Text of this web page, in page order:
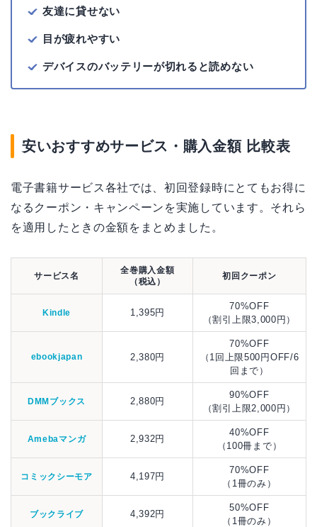
友達に貸せない
目が疲れやすい
デバイスのバッテリーが切れると読めない
安いおすすめサービス・購入金額 比較表
電子書籍サービス各社では、初回登録時にとてもお得に
なるクーポン・キャンペーンを実施しています。それら
を適用したときの金額をまとめました。
サービス名
全巻購入金額
（税込）
初回クーポン
Kindle 1,395円
70%OFF
（割引上限3,000円）
ebookjapan 2,380円
70%OFF
（1回上限500円OFF/6
回まで）
DMMブックス 2,880円
90%OFF
（割引上限2,000円）
Amebaマンガ 2,932円
40%OFF
（100冊まで）
コミックシーモア 4,197円
70%OFF
（1冊のみ）
ブックライブ 4,392円
50%OFF
（1冊のみ）